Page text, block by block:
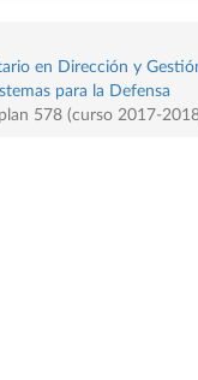
en Dirección y
para la Defensa
578 (curso 2017-